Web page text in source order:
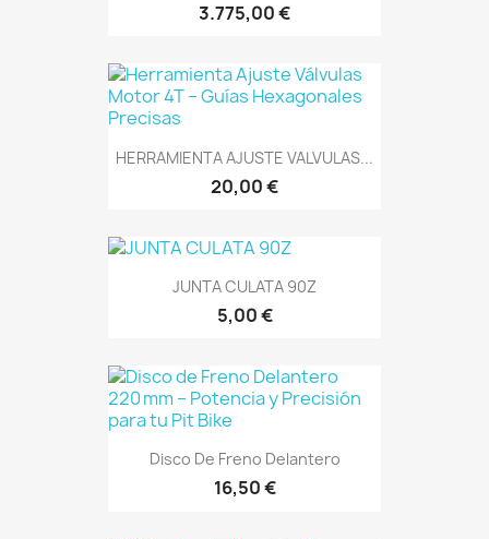
3.775,00 €
HERRAMIENTA AJUSTE VALVULAS...
20,00 €
JUNTA CULATA 90Z
5,00 €
Disco De Freno Delantero
16,50 €